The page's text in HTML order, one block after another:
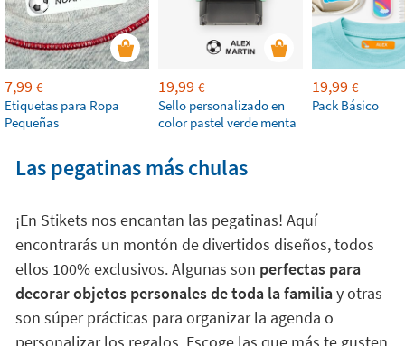
7,99 €
Etiquetas para Ropa
Pequeñas
19,99 €
Sello personalizado en
color pastel verde menta
19,99 €
Pack Básico
Las pegatinas más chulas
¡En Stikets nos encantan las pegatinas! Aquí
encontrarás un montón de divertidos diseños, todos
ellos 100% exclusivos. Algunas son perfectas para
decorar objetos personales de toda la familiay otras
son súper prácticas para organizar la agenda o